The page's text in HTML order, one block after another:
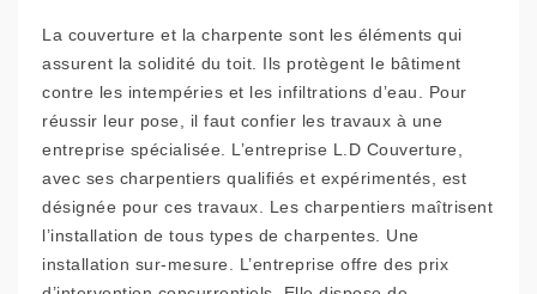
La couverture et la charpente sont les éléments qui
assurent la solidité du toit. Ils protègent le bâtiment
contre les intempéries et les infiltrations d’eau. Pour
réussir leur pose, il faut confier les travaux à une
entreprise spécialisée. L’entreprise L.D Couverture,
avec ses charpentiers qualifiés et expérimentés, est
désignée pour ces travaux. Les charpentiers maîtrisent
l’installation de tous types de charpentes. Une
installation sur-mesure. L’entreprise offre des prix